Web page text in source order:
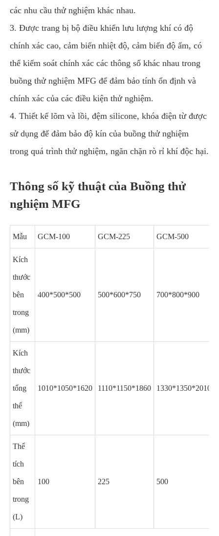
các nhu cầu thử nghiệm khác nhau.
3. Được trang bị bộ điều khiển lưu lượng khí có độ
chính xác cao, cảm biến nhiệt độ, cảm biến độ ẩm, có
thể kiểm soát chính xác các thông số khác nhau trong
buồng thử nghiệm MFG để đảm bảo tính ổn định và
chính xác của các điều kiện thử nghiệm.
4. Thiết kế lõm và lồi, đệm silicone, khóa điện từ được
sử dụng để đảm bảo độ kín của buồng thử nghiệm
trong quá trình thử nghiệm, ngăn chặn rò rỉ khí độc hại.
Thông số kỹ thuật của Buồng thử
nghiệm MFG
Mẫu GCM-100 GCM-225 GCM-500
Kích
thước
bên
trong
(mm)
400*500*500 500*600*750 700*800*900
Kích
thước
tổng
thể
(mm)
1010*1050*1620 1110*1150*1860 1330*1350*2010
Thể
tích
bên
trong
(L)
100 225 500